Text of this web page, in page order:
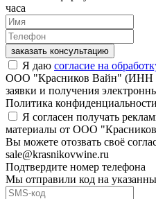
часа
заказать консультацию
Я даю согласие на
ООО "Красников Вайн" (ИНН
заявки и получения
Политика
Я согласен получать
материалы от ООО
Вы можете отозвать своё
sale@krasnikovwine.ru
Подтвердите номер телефона
Мы отправили код на